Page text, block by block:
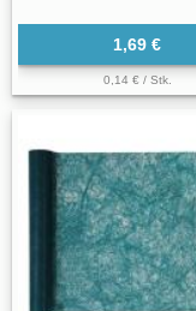
1,69 €
0,14 € / Stk.